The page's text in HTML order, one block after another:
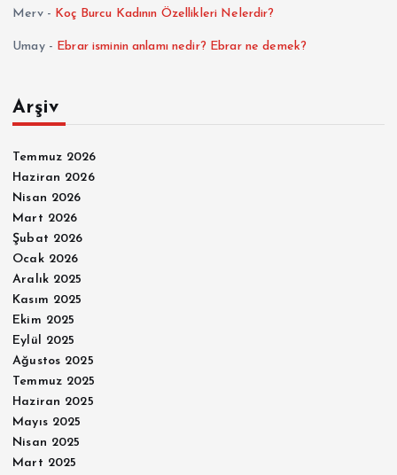
Merv- Koç Burcu Kadının Özellikleri Nelerdir?
Umay- Ebrar isminin anlamı nedir? Ebrar ne demek?
Arşiv
Temmuz 2026
Haziran 2026
Nisan 2026
Mart 2026
Şubat 2026
Ocak 2026
Aralık 2025
Kasım 2025
Ekim 2025
Eylül 2025
Ağustos 2025
Temmuz 2025
Haziran 2025
Mayıs 2025
Nisan 2025
Mart 2025